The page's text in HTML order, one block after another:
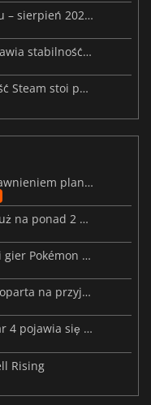
Premiery gier wideo w tym tygodniu – sierpień 2026 r. (32. tydzień)
Nowa aktualizacja w Palworld poprawia stabilność Sunreach i walk z bossami
Projekt Helix znów w grze, przyszłość Steam stoi pod znakiem zapytania
MARVEL Tōkon debiutuje wraz z ujawnieniem planu rozwoju na pierwszy rok
Resident Evil: Veronica znalazł się już na ponad 2 milionach list życzeń
Beast of Reincarnation: twórcy serii gier Pokémon wkraczają na nową ścieżkę
Big Walk już w sprzedaży – podróż oparta na przyjaźni
W Warhammer 40,000: Dawn of War 4 pojawia się frakcja Nekronów
Rising